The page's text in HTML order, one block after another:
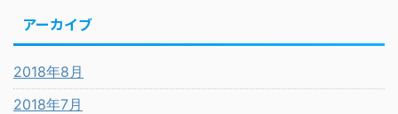
アーカイブ
2018年8月
2018年7月